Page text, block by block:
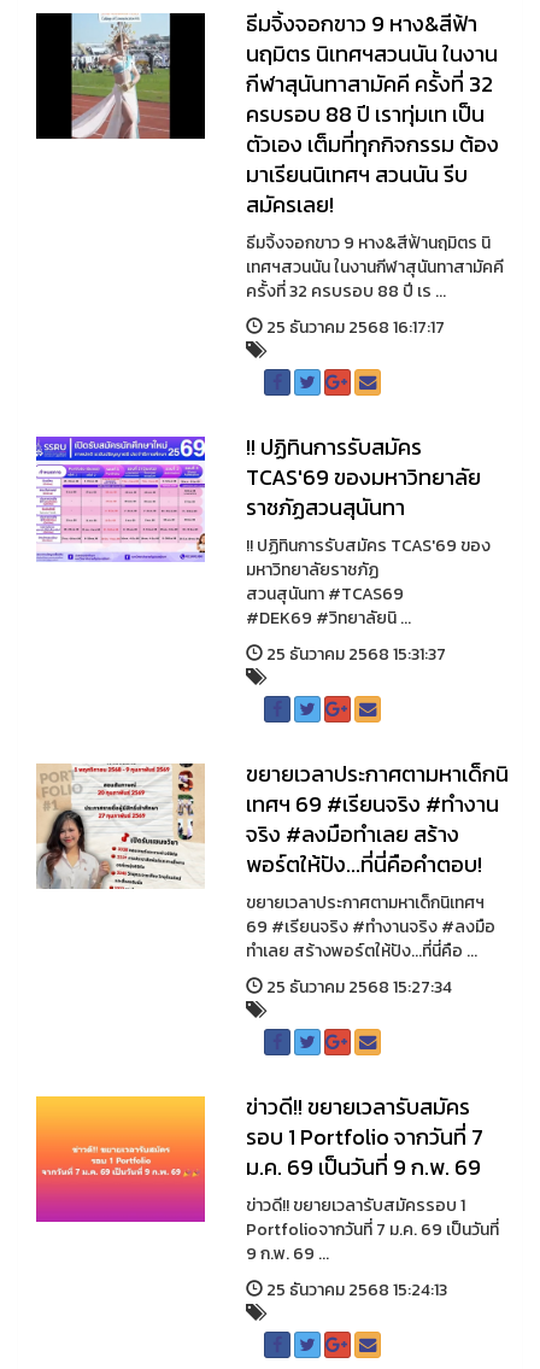
ธีมจิ้งจอกขาว 9 หาง&สีฟ้า
นฤมิตร นิเทศฯสวนนัน ในงาน
กีฬาสุนันทาสามัคคี ครั้งที่ 32
ครบรอบ 88 ปี เราทุ่มเท เป็น
ตัวเอง เต็มที่ทุกกิจกรรม ต้อง
มาเรียนนิเทศฯ สวนนัน รีบ
สมัครเลย!
ธีมจิ้งจอกขาว 9 หาง&สีฟ้านฤมิตร นิ
เทศฯสวนนัน ในงานกีฬาสุนันทาสามัคคี
ครั้งที่ 32 ครบรอบ 88 ปี เร ...
25 ธันวาคม 2568 16:17:17
!! ปฏิทินการรับสมัคร
TCAS'69 ของมหาวิทยาลัย
ราชภัฏสวนสุนันทา
!! ปฏิทินการรับสมัคร TCAS'69 ของ
มหาวิทยาลัยราชภัฏ
สวนสุนันทา #TCAS69
#DEK69 #วิทยาลัยนิ ...
25 ธันวาคม 2568 15:31:37
ขยายเวลาประกาศตามหาเด็กนิ
เทศฯ 69 #เรียนจริง #ทำงาน
จริง #ลงมือทำเลย สร้าง
พอร์ตให้ปัง...ที่นี่คือคำตอบ!
ขยายเวลาประกาศตามหาเด็กนิเทศฯ
69 #เรียนจริง #ทำงานจริง #ลงมือ
ทำเลย สร้างพอร์ตให้ปัง...ที่นี่คือ ...
25 ธันวาคม 2568 15:27:34
ข่าวดี!! ขยายเวลารับสมัคร
รอบ 1 Portfolio จากวันที่ 7
ม.ค. 69 เป็นวันที่ 9 ก.พ. 69
ข่าวดี!! ขยายเวลารับสมัครรอบ 1
Portfolioจากวันที่ 7 ม.ค. 69 เป็นวันที่
9 ก.พ. 69 ...
25 ธันวาคม 2568 15:24:13